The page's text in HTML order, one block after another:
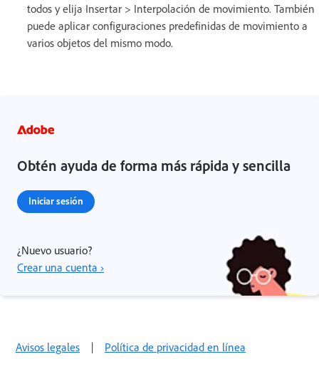
todos y elija Insertar > Interpolación de movimiento. También
puede aplicar configuraciones predefinidas de movimiento a
varios objetos del mismo modo.
Obtén ayuda de forma más rápida y sencilla
Iniciar sesión
¿Nuevo usuario?
Crear una cuenta ›
Avisos legales | Política de privacidad en línea